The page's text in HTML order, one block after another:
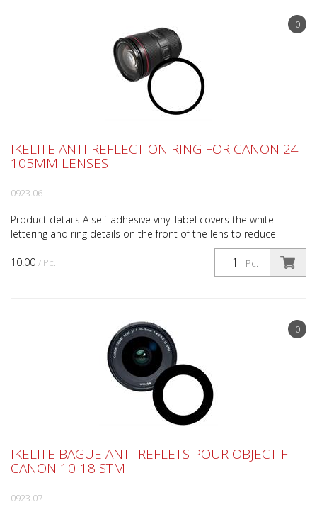
0
10.00 / Pc. Pc.
IKELITE ANTI-REFLECTION RING FOR CANON 24-
105MM LENSES
0923.06
Product details A self-adhesive vinyl label covers the white
lettering and ring details on the front of the lens to reduce
reflections when used behind a dome port underw...
0
IKELITE BAGUE ANTI-REFLETS POUR OBJECTIF
CANON 10-18 STM
0923.07